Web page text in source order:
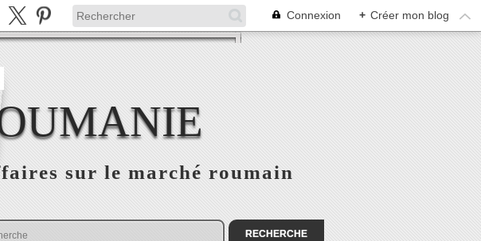
Connexion + Créer mon blog
sur le marché roumain